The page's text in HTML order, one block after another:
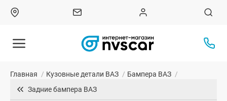
Главная / Кузовные детали ВАЗ / Бампера ВАЗ /
Задние бампера ВАЗ